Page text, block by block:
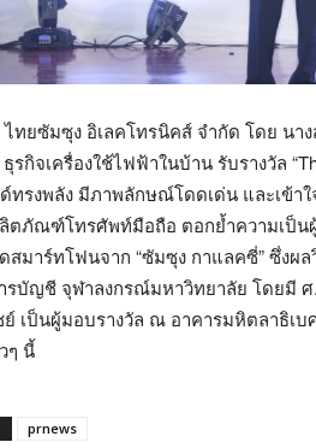
ทยซัมซุง อิเลคโทรนิคส์ จำกัด โดย นา
รกิจเครื่องใช้ไฟฟ้าในบ้าน รับรางวัล
ทรงพลัง มีภาพลักษณ์โดดเด่น และเข้
ตภัณฑ์โทรศัพท์มือถือ ตอกย้ำความเป็น
สมาร์ทโฟนจาก “ซัมซุง กาแลคซี่” ซึ่ง
รบัญชี จุฬาลงกรณ์มหาวิทยาลัย โดยมี
เป็นผู้มอบรางวัล ณ อาคารมหิตลาธิเ
ๆ นี้
prnews